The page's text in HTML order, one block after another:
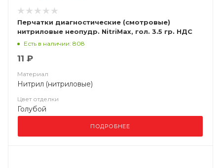
Перчатки диагностические (смотровые)
нитриловые неопудр. NitriMax, гол. 3.5 гр. НДС
(10%)
Есть в наличии: 808
11 ₽
Материал
Нитрил (нитриловые)
Цвет отделки
Голубой
ПОДРОБНЕЕ